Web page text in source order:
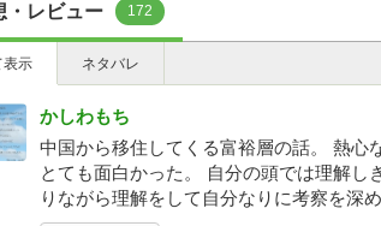
・レビュー 172
表示 ネタバレ
かしわもち
中国から移住してくる富裕層の話。 熱心
とても面白かった。 自分の頭では理解
りながら理解をして自分なりに考察を深